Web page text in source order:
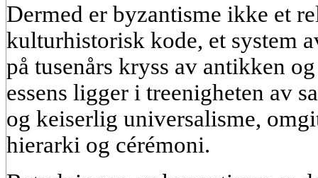
Dermed er byzantisme ikke et
kulturhistorisk kode, et system
på tusenårs kryss av antikken
essens ligger i treenigheten av
og keiserlig universalisme,
hierarki og cérémoni.